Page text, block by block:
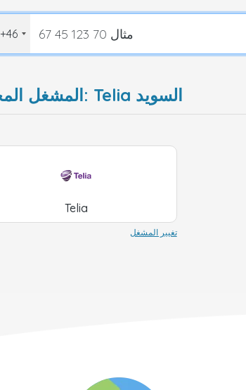
+46
المشغل المحدد: Telia السويد
Telia
تغيير المشغل